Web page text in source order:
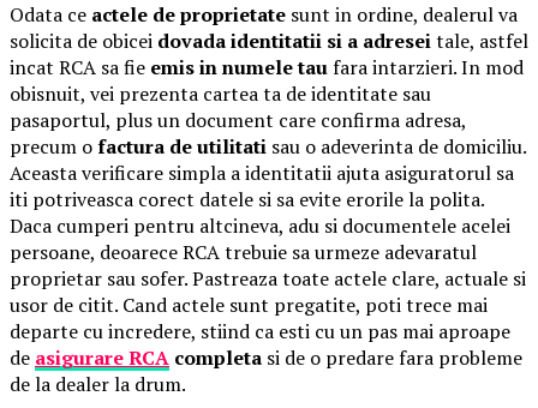
Odata ce actele de proprietate sunt in ordine, dealerul va
solicita de obicei dovada identitatii si a adreseitale, astfel
incat RCA sa fie emis in numele taufara intarzieri. In mod
obisnuit, vei prezenta cartea ta de identitate sau
pasaportul, plus un document care confirma adresa,
precum ofactura de utilitati sau o adeverinta de domiciliu.
Aceasta verificare simpla a identitatii ajuta asiguratorul sa
iti potriveasca corect datele si sa evite erorile la polita.
Daca cumperi pentru altcineva, adu si documentele acelei
persoane, deoarece RCA trebuie sa urmeze adevaratul
proprietar sau sofer. Pastreaza toate actele clare, actuale si
usor de citit. Cand actele sunt pregatite, poti trece mai
departe cu incredere, stiind ca esti cu un pas mai aproape
de asigurare RCA completa si de o predare fara probleme
de la dealer la drum.